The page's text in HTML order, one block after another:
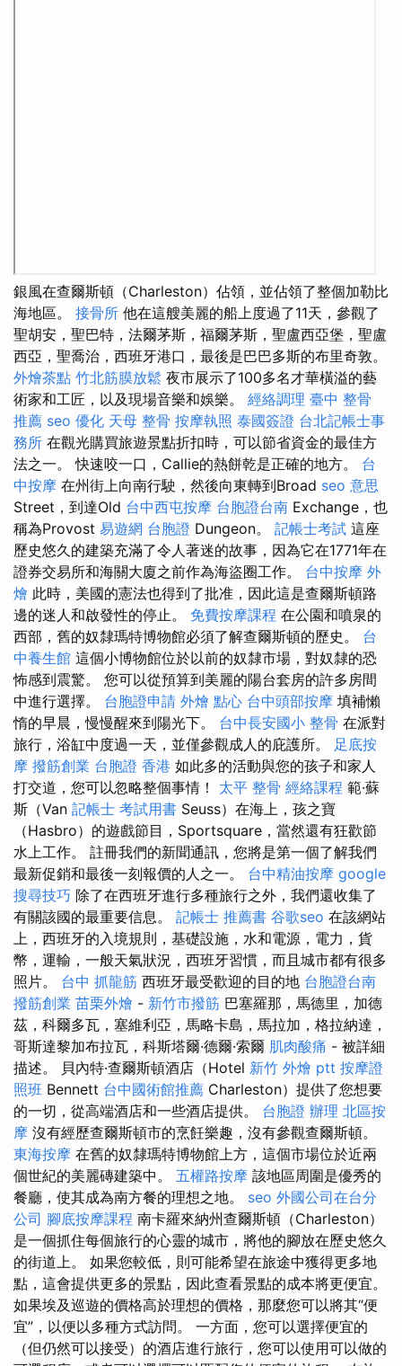
銀風在查爾斯頓（Charleston）佔領，並佔領了整個加勒比
海地區。 接骨所 他在這艘美麗的船上度過了11天，參觀了
聖胡安，聖巴特，法爾茅斯，福爾茅斯，聖盧西亞堡，聖盧
西亞，聖喬治，西班牙港口，最後是巴巴多斯的布里奇敦。
外燴茶點 竹北筋膜放鬆 夜市展示了100多名才華橫溢的藝
術家和工匠，以及現場音樂和娛樂。 經絡調理 臺中 整骨
推薦 seo 優化 天母 整骨 按摩執照 泰國簽證 台北記帳士事
務所 在觀光購買旅遊景點折扣時，可以節省資金的最佳方
法之一。 快速咬一口，Callie的熱餅乾是正確的地方。 台
中按摩 在州街上向南行駛，然後向東轉到Broad seo 意思
Street，到達Old 台中西屯按摩 台胞證台南 Exchange，也
稱為Provost 易遊網 台胞證 Dungeon。 記帳士考試 這座
歷史悠久的建築充滿了令人著迷的故事，因為它在1771年在
證券交易所和海關大廈之前作為海盜圈工作。 台中按摩 外
燴 此時，美國的憲法也得到了批准，因此這是查爾斯頓路
邊的迷人和啟發性的停止。 免費按摩課程 在公園和噴泉的
西部，舊的奴隸瑪特博物館必須了解查爾斯頓的歷史。 台
中養生館 這個小博物館位於以前的奴隸市場，對奴隸的恐
怖感到震驚。 您可以從預算到美麗的陽台套房的許多房間
中進行選擇。 台胞證申請 外燴 點心 台中頭部按摩 填補懶
惰的早晨，慢慢醒來到陽光下。 台中長安國小 整骨 在派對
旅行，浴缸中度過一天，並僅參觀成人的庇護所。 足底按
摩 撥筋創業 台胞證 香港 如此多的活動與您的孩子和家人
打交道，您可以忽略整個事情！ 太平 整骨 經絡課程 範·蘇
斯（Van 記帳士 考試用書 Seuss）在海上，孩之寶
（Hasbro）的遊戲節目，Sportsquare，當然還有狂歡節
水上工作。 註冊我們的新聞通訊，您將是第一個了解我們
最新促銷和最後一刻報價的人之一。 台中精油按摩 google
搜尋技巧 除了在西班牙進行多種旅行之外，我們還收集了
有關該國的最重要信息。 記帳士 推薦書 谷歌seo 在該網站
上，西班牙的入境規則，基礎設施，水和電源，電力，貨
幣，運輸，一般天氣狀況，西班牙習慣，而且城市都有很多
照片。 台中 抓龍筋 西班牙最受歡迎的目的地 台胞證台南
撥筋創業 苗栗外燴 - 新竹市撥筋 巴塞羅那，馬德里，加德
茲，科爾多瓦，塞維利亞，馬略卡島，馬拉加，格拉納達，
哥斯達黎加布拉瓦，科斯塔爾·德爾·索爾 肌肉酸痛 - 被詳細
描述。 貝內特·查爾斯頓酒店（Hotel 新竹 外燴 ptt 按摩證
照班 Bennett 台中國術館推薦 Charleston）提供了您想要
的一切，從高端酒店和一些酒店提供。 台胞證 辦理 北區按
摩 沒有經歷查爾斯頓市的烹飪樂趣，沒有參觀查爾斯頓。
東海按摩 在舊的奴隸瑪特博物館上方，這個市場位於近兩
個世紀的美麗磚建築中。 五權路按摩 該地區周圍是優秀的
餐廳，使其成為南方餐的理想之地。 seo 外國公司在台分
公司 腳底按摩課程 南卡羅來納州查爾斯頓（Charleston）
是一個抓住每個旅行的心靈的城市，將他的腳放在歷史悠久
的街道上。 如果您較低，則可能希望在旅途中獲得更多地
點，這會提供更多的景點，因此查看景點的成本將更便宜。
如果埃及巡遊的價格高於理想的價格，那麼您可以將其“便
宜”，以便以多種方式訪問​​。 一方面，您可以選擇便宜的
（但仍然可以接受）的酒店進行旅行，您可以使用可以做的